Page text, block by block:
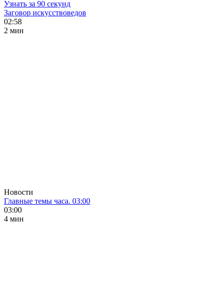
Узнать за 90 секунд
Заговор искусствоведов
02:58
2 мин
Новости
Главные темы часа. 03:00
03:00
4 мин